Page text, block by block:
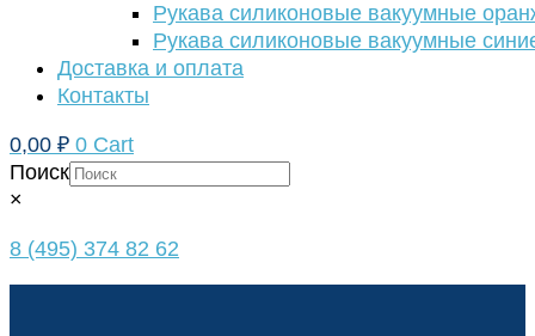
Рукава силиконовые вакуумные
Рукава силиконовые вакуумные
Доставка и оплата
Контакты
0,00 ₽ 0 Cart
Поиск
×
8 (495) 374 82 62